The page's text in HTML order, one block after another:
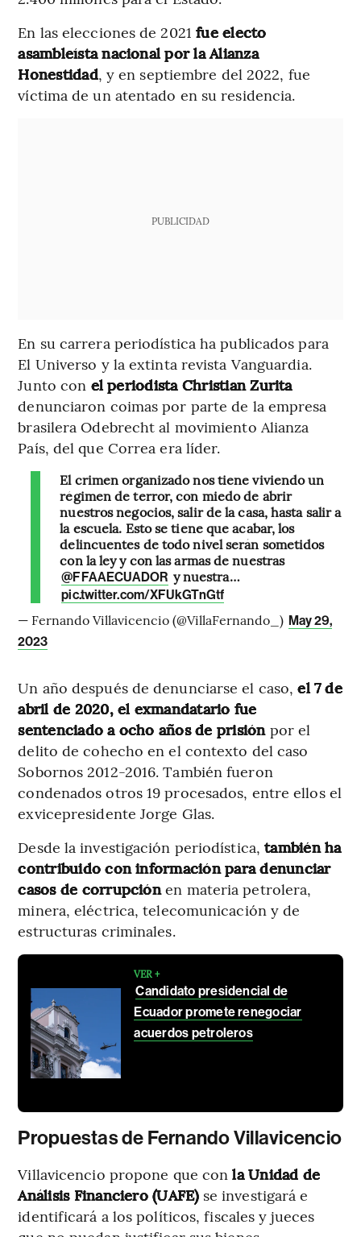
En las elecciones de 2021 fue electo
asambleísta nacional por la Alianza
Honestidad, y en septiembre del 2022, fue
víctima de un atentado en su residencia.
PUBLICIDAD
En su carrera periodística ha publicados para
El Universo y la extinta revista Vanguardia.
Junto con el periodista Christian Zurita
denunciaron coimas por parte de la empresa
brasilera Odebrecht al movimiento Alianza
País, del que Correa era líder.
El crimen organizado nos tiene viviendo un
régimen de terror, con miedo de abrir
nuestros negocios, salir de la casa, hasta salir a
la escuela. Esto se tiene que acabar, los
delincuentes de todo nivel serán sometidos
con la ley y con las armas de nuestras
@FFAAECUADOR y nuestra…
pic.twitter.com/XFUkGTnGtf
— Fernando Villavicencio (@VillaFernando_) May 29,
2023
Un año después de denunciarse el caso,el 7 de
abril de 2020, el exmandatario fue
sentenciado a ocho años de prisiónpor el
delito de cohecho en el contexto del caso
Sobornos 2012-2016. También fueron
condenados otros 19 procesados, entre ellos el
exvicepresidente Jorge Glas.
Desde la investigación periodística, también ha
contribuido con información para denunciar
casos de corrupciónen materia petrolera,
minera, eléctrica, telecomunicación y de
estructuras criminales.
VER +
Candidato presidencial de
Ecuador promete renegociar
acuerdos petroleros
Propuestas de Fernando Villavicencio
Villavicencio propone que conla Unidad de
Análisis Financiero (UAFE) se investigará e
identificará a los políticos, fiscales y jueces